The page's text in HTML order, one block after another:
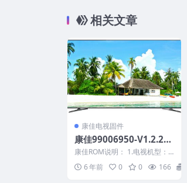
相关文章
康佳电视固件
康佳99006950-V1.2.25-
LED32IS97N原厂系统刷
机电视固件包下载
康佳ROM说明： 1.电视机型：L
ED32IS97N 2.物料号：990069
5... 6 年前 0 0 166